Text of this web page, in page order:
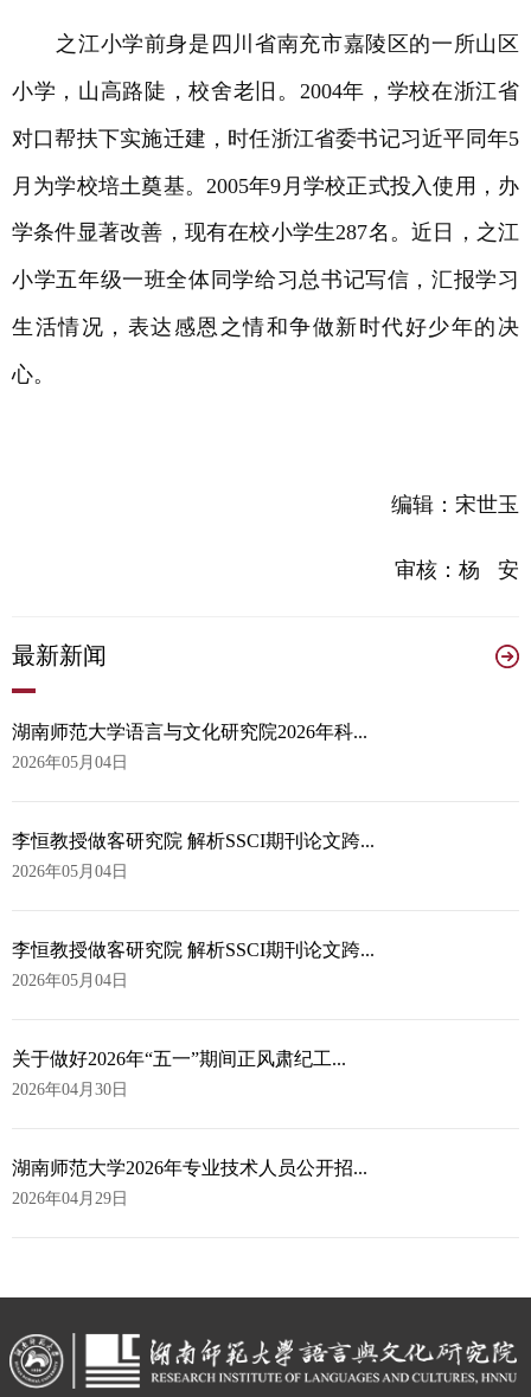
之江小学前身是四川省南充市嘉陵区的一所山区
小学，山高路陡，校舍老旧。2004年，学校在浙江省
对口帮扶下实施迁建，时任浙江省委书记习近平同年5
月为学校培土奠基。2005年9月学校正式投入使用，办
学条件显著改善，现有在校小学生287名。近日，之江
小学五年级一班全体同学给习总书记写信，汇报学习
生活情况，表达感恩之情和争做新时代好少年的决
心。
编辑：宋世玉
审核：杨 安
最新新闻
湖南师范大学语言与文化研究院2026年科...
2026年05月04日
李恒教授做客研究院 解析SSCI期刊论文跨...
2026年05月04日
李恒教授做客研究院 解析SSCI期刊论文跨...
2026年05月04日
关于做好2026年“五一”期间正风肃纪工...
2026年04月30日
湖南师范大学2026年专业技术人员公开招...
2026年04月29日